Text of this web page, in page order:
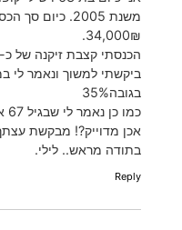
משנת 2005.
34,000₪.
הכנסתי קצבת זיקנה של כ- 1800 ₪.
ביקשתי למשוך ונאמר לי
בגובה35%
אכן מדוייק?! מבקשת
בתודה מראש.. לילי.
Reply